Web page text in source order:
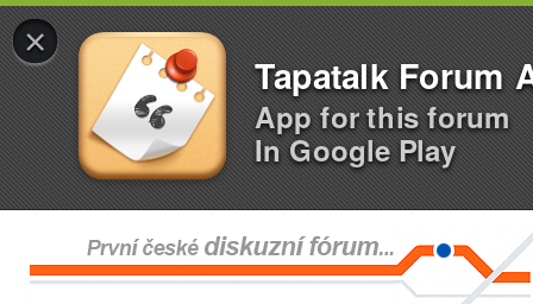
×
Tapatalk Forum
App for this forum
In Google Play